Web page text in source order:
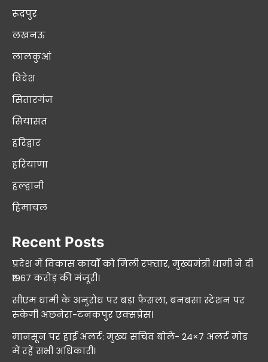
रूद्रपुर
लखनऊ
लालकुआं
विदेश
सितारगंज
सियासत
हरिद्वार
हरियाणा
हल्द्वानी
हिमाचल
Recent Posts
प्रदेश में विकास कार्यों को मिली रफ्तार, मुख्यमंत्री धामी ने दी
₹1967 करोड़ की मंजूरी।
सीएम धामी के अनुरोध पर बड़ा फैसला, बनबसा स्टेशन पर
रुकेगी अछनेरा-टनकपुर एक्सप्रेस।
मानसून पर हाई अलर्ट: मुख्य सचिव बोले- 24×7 अलर्ट मोड
में रहें सभी अधिकारी।